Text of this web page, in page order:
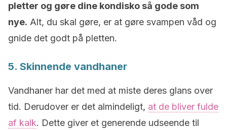
pletter og gøre dine kondisko så gode som
nye. Alt, du skal gøre, er at gøre svampen våd og
gnide det godt på pletten.
5. Skinnende vandhaner
Vandhaner har det med at miste deres glans over
tid. Derudover er det almindeligt, at de bliver fulde
af kalk. Dette giver et generende udseende til